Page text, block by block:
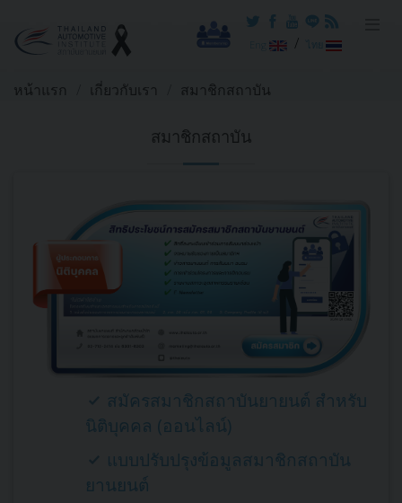
/ ไทย
หน้าแรก เกี่ยวกับเรา สมาชิกสถาบัน
สมาชิกสถาบัน
สมัครสมาชิกสถาบันยายนต์ สำหรับ
นิติบุคคล (ออนไลน์)
แบบปรับปรุงข้อมูลสมาชิกสถาบัน
ยานยนต์